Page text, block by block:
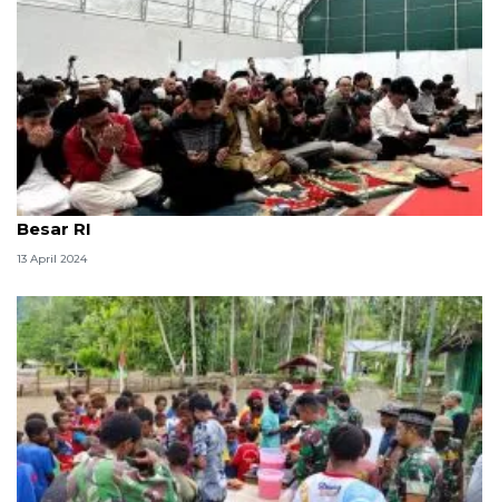
500 WNI di Turki hadiri halal bihalal di Wisma Duta
Besar RI
13 April 2024